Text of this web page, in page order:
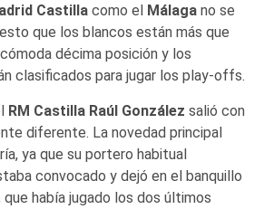
Castilla como el Málaga no se
que los blancos están más que
décima posición y los
clasificados para jugar los play-offs.
RM Castilla Raúl González salió con
diferente. La novedad principal
ya que su portero habitual
convocado y dejó en el banquillo
que había jugado los dos últimos